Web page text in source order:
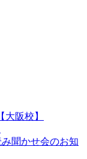
阪校】
み聞かせ会のお知